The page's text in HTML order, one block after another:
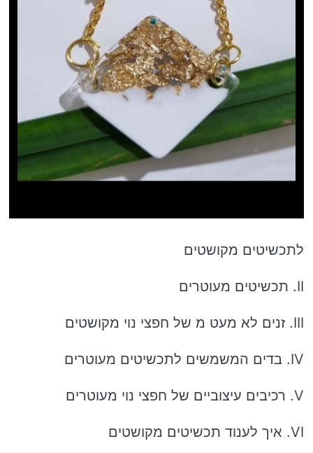
לתכשיטים מקושטים
II. תכשיטים מעוטרים
III. זנים לא מעט מ של חפצי נוי מקושטים
IV. בדים המשמשים לתכשיטים מעוטרים
V. רכיבים עיצוביים של חפצי נוי מעוטרים
VI. איך לענוד תכשיטים מקושטים